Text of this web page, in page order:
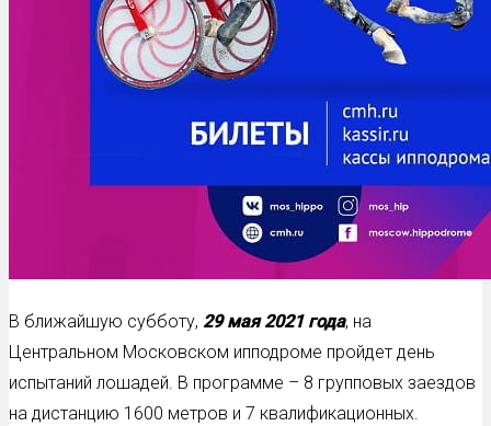
В ближайшую субботу, 29 мая 2021 года, на
Центральном Московском ипподроме пройдет день
испытаний лошадей. В программе – 8 групповых заездов
на дистанцию 1600 метров и 7 квалификационных.